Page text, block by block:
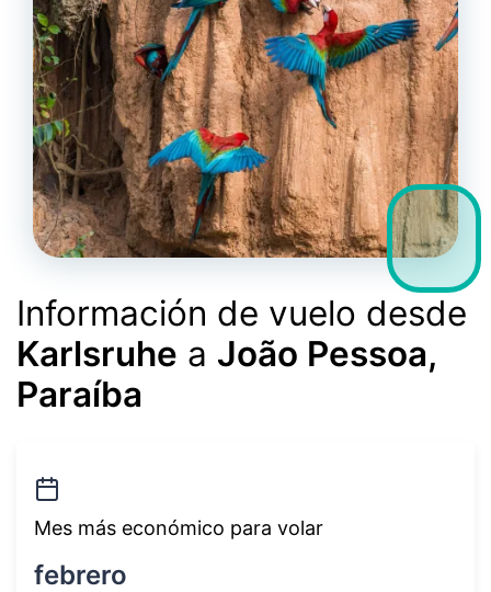
Información de vuelo desde
Karlsruhe a João Pessoa,
Paraíba
Mes más económico para volar
febrero